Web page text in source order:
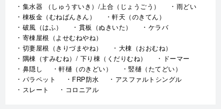
集水器 （しゅうすいき）/上合（じょうごう）
雨どい
棟板金（むねばんきん）
軒天（のきてん）
破風（はふ）
貫板（ぬきいた）
ケラバ
寄棟屋根（よせむねやね）
切妻屋根（きりづまやね）
大棟（おおむね）
隅棟（すみむね）/ 下り棟（くだりむね）
ドーマー
鼻隠し
軒樋（のきどい）
竪樋（たてどい）
パラペット
FRP防水
アスファルトシングル
スレート
コロニアル